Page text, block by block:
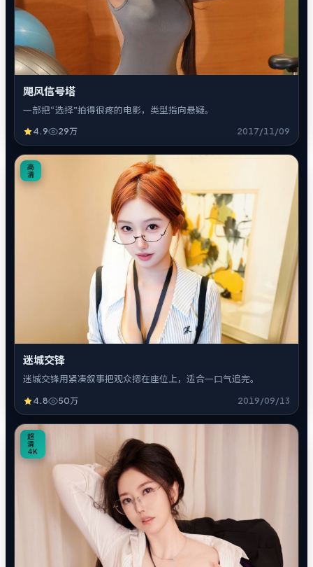
飓风信号塔
一部把“选择”拍得很疼的电影，类型指向悬疑。
4.9 29万 2017/11/09
高
清
迷城交锋
迷城交锋用紧凑叙事把观众摁在座位上，适合一口气追完。
4.8 50万 2019/09/13
超
清
4K